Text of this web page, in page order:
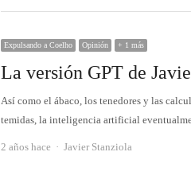
Expulsando a Coelho Opinión + 1 más
La versión GPT de
Así como el ábaco, los tenedores y las
temidas, la inteligencia artificial
2 años hace Autor
Javier Stanziola